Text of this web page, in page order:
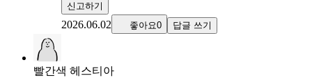
신고하기
2026.06.02 좋아요0 답글 쓰기
빨간색 헤스티아